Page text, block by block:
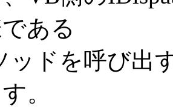
ある
ッドを呼び出
。